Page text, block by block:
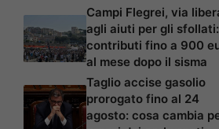
Campi Flegrei, via
agli aiuti per gli sfollati:
contributi fino a 900
al mese dopo il sisma
Taglio accise gasolio
prorogato fino al 24
agosto: cosa cambia